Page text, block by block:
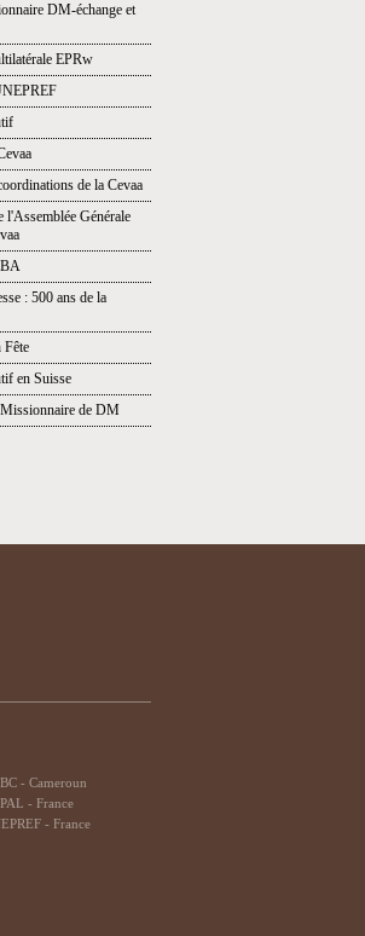
DM-échange et
EPRw
de la Cevaa
l'Assemblée Générale
: 500 ans de la
Fête
en Suisse
de DM
- Cameroun
- France
- France